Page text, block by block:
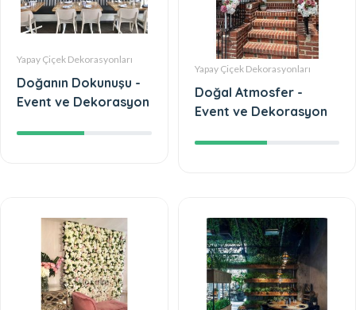
Yapay Çiçek Dekorasyonları
Doğanın Dokunuşu -
Event ve Dekorasyon
Yapay Çiçek Dekorasyonları
Doğal Atmosfer -
Event ve Dekorasyon